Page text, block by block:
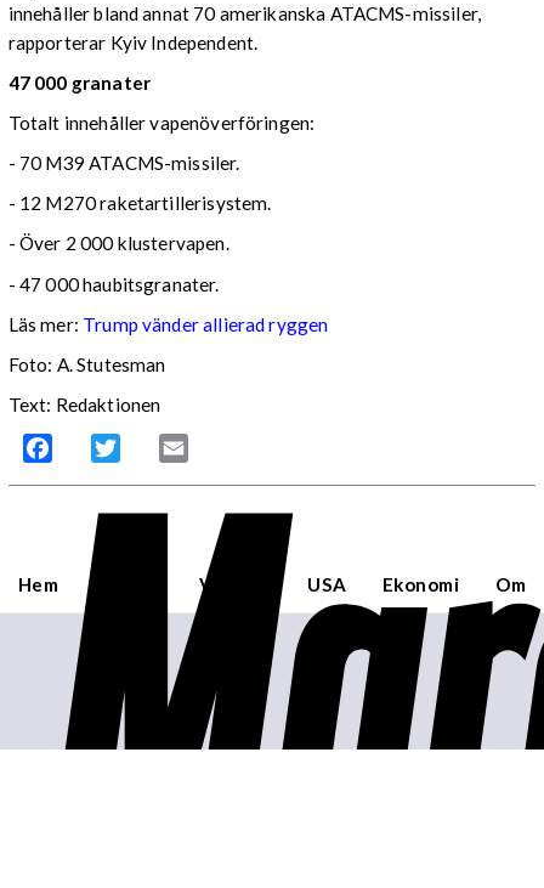
innehåller bland annat 70 amerikanska ATACMS-missiler,
rapporterar Kyiv Independent.
47 000 granater
Totalt innehåller vapenöverföringen:
- 70 M39 ATACMS-missiler.
- 12 M270 raketartillerisystem.
- Över 2 000 klustervapen.
- 47 000 haubitsgranater.
Läs mer: Trump vänder allierad ryggen
Foto: A. Stutesman
Text: Redaktionen
Facebook Twitter
Hem Världen USA Ekonomi Om